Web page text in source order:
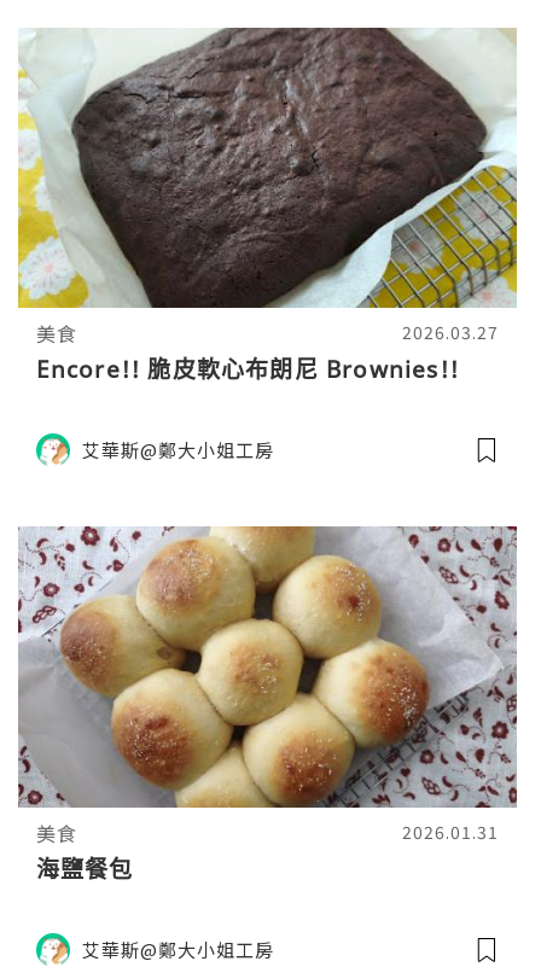
美食 2026.03.27
Encore!! 脆皮軟心布朗尼 Brownies!!
艾華斯@鄭大小姐工房
美食 2026.01.31
海鹽餐包
艾華斯@鄭大小姐工房